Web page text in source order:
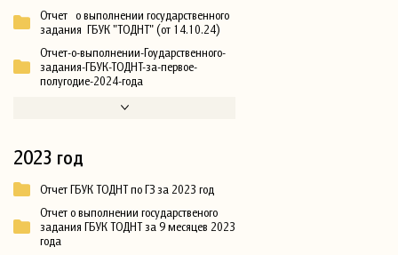
Отчет о выполнении государственного
задания ГБУК "ТОДНТ" (от 14.10.24)
Отчет-о-выполнении-Гоударственного-
задания-ГБУК-ТОДНТ-за-первое-
полугодие-2024-года
2023 год
Отчет ГБУК ТОДНТ по ГЗ за 2023 год
Отчет о выполнении государственого
задания ГБУК ТОДНТ за 9 месяцев 2023
года